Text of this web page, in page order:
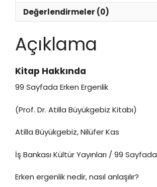
Değerlendirmeler (0)
Açıklama
Kitap Hakkında
99 Sayfada Erken Ergenlik
(Prof. Dr. Atilla Büyükgebiz Kitabı)
Atilla Büyükgebiz, Nilüfer Kas
İş Bankası Kültür Yayınları / 99 Sayfada
Erken ergenlik nedir, nasıl anlaşılır?